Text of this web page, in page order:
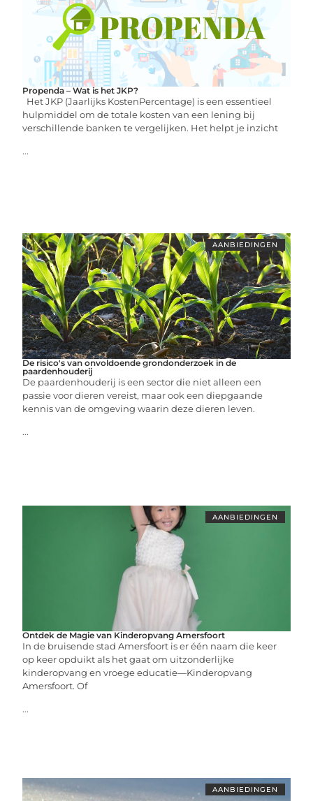
Propenda – Wat is het JKP?
Het JKP (Jaarlijks KostenPercentage) is een essentieel
hulpmiddel om de totale kosten van een lening bij
verschillende banken te vergelijken. Het helpt je inzicht
...
AANBIEDINGEN
De risico's van onvoldoende grondonderzoek in de
paardenhouderij
De paardenhouderij is een sector die niet alleen een
passie voor dieren vereist, maar ook een diepgaande
kennis van de omgeving waarin deze dieren leven.
...
AANBIEDINGEN
Ontdek de Magie van Kinderopvang Amersfoort
In de bruisende stad Amersfoort is er één naam die keer
op keer opduikt als het gaat om uitzonderlijke
kinderopvang en vroege educatie—Kinderopvang
Amersfoort. Of
...
AANBIEDINGEN